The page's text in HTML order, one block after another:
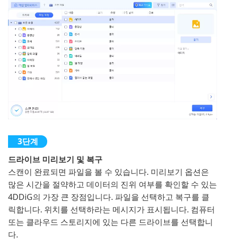
드라이브 미리보기 및 복구
스캔이 완료되면 파일을 볼 수 있습니다. 미리보기 옵션은
많은 시간을 절약하고 데이터의 진위 여부를 확인할 수 있는
4DDiG의 가장 큰 장점입니다. 파일을 선택하고 복구를 클
릭합니다. 위치를 선택하라는 메시지가 표시됩니다. 컴퓨터
또는 클라우드 스토리지에 있는 다른 드라이브를 선택합니
다.